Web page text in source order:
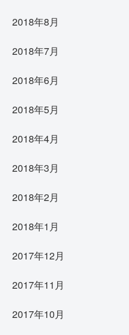
2018年8月
2018年7月
2018年6月
2018年5月
2018年4月
2018年3月
2018年2月
2018年1月
2017年12月
2017年11月
2017年10月